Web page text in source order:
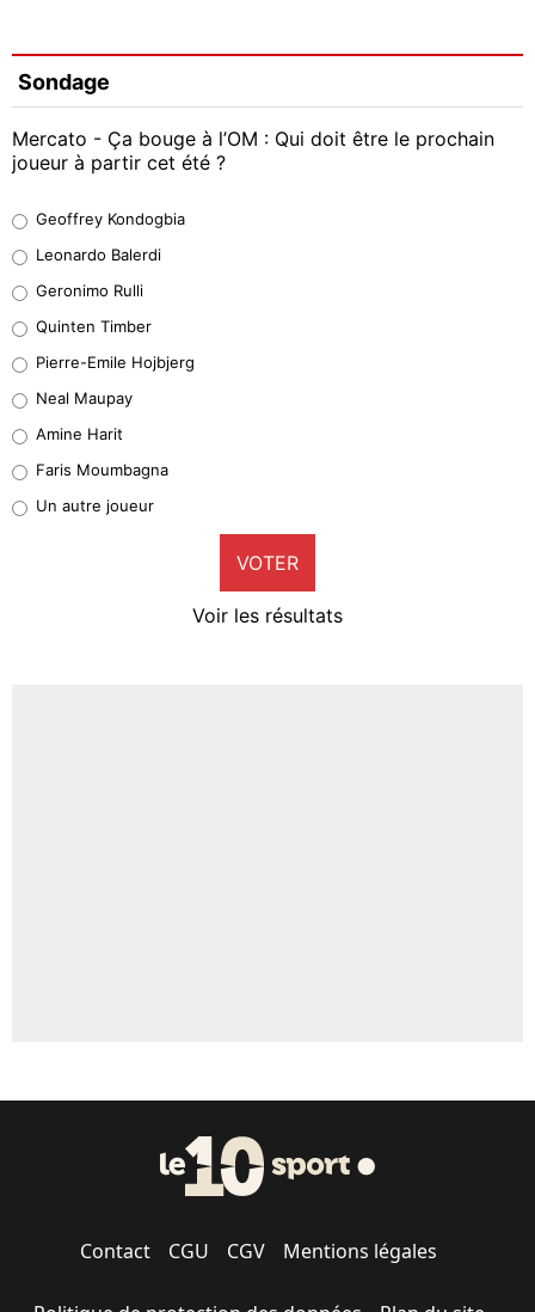
Sondage
Mercato - Ça bouge à l’OM : Qui doit être le prochain
joueur à partir cet été ?
38%
32%
4%
1%
9%
Geoffrey Kondogbia
Leonardo Balerdi
Geronimo Rulli
Quinten Timber
Pierre-Emile Hojbjerg
Neal Maupay
Amine Harit
Faris Moumbagna
Un autre joueur
VOTER
Voir les résultats
Contact CGU CGV Mentions légales